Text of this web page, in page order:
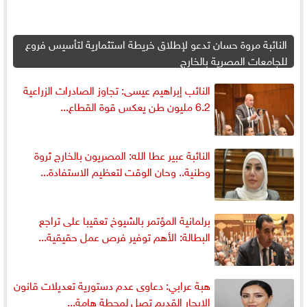
النائبة مروة حسان تدعو لإطلاق خريطة استثمارية لتأسيس فروع
للجامعات المصرية بالخارج
النائب إبراهيم عيسى: تجاوز الصادرات الزراعية
6.2 مليون طن يعكس قوة القطاع...
النائبة عبير عطا الله: المصريون بالخارج ثروة
وطنية.. وحان الوقت لتعظيم الاستفادة...
برلمانية المؤتمر بالشيوخ تعقيبا على تراجع
البطالة: الأهم توفير فرص عمل حقيقية...
هبة عرابي: دعاوى عدم دستورية تعديلات قانون
الإيجار القديم تصل لمحطة هامة...